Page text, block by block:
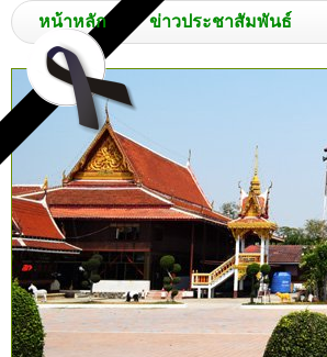
หน้าหลัก ข่าวประชาสัมพันธ์